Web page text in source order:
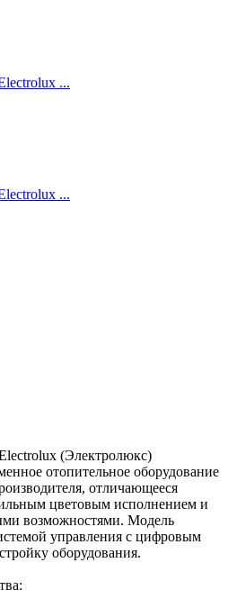
...
...
(Электролюкс)
отопительное оборудование
отличающееся
цветовым исполнением и
возможностями. Модель
управления с цифровым
оборудования.